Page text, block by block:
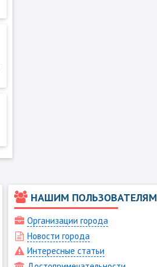
НАШИМ ПОЛЬЗОВАТЕЛЯМ
Организации города
Новости города
Интересные статьи